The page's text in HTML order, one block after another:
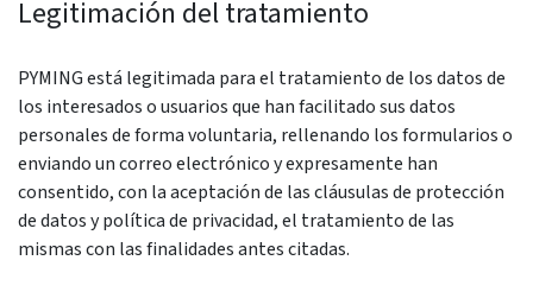
Legitimación del tratamiento
PYMING está legitimada para el tratamiento de los datos de
los interesados ​​o usuarios que han facilitado sus datos
personales de forma voluntaria, rellenando los formularios o
enviando un correo electrónico y expresamente han
consentido, con la aceptación de las cláusulas de protección
de datos y política de privacidad, el tratamiento de las
mismas con las finalidades antes citadas.